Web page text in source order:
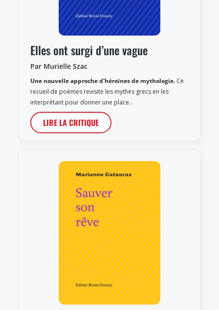
Elles ont surgi d’une vague
Par Murielle Szac
Une nouvelle approche d'héroïnes de mythologie. Ce
recueil de poèmes revisite les mythes grecs en les
interprétant pour donner une place…
LIRE LA CRITIQUE